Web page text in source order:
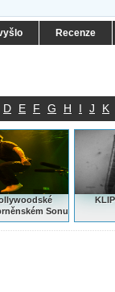
Recenze
D E F G H I J K
Sonu